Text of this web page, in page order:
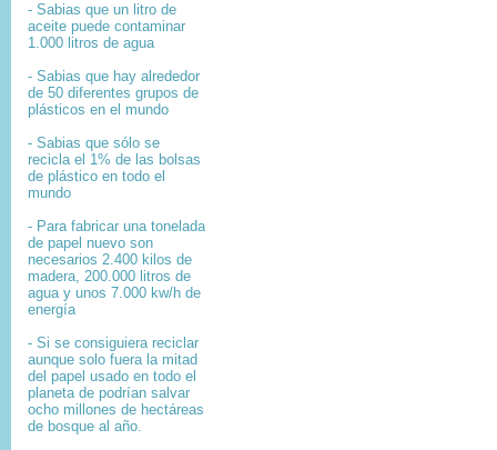
- Sabias que un litro de
aceite puede contaminar
1.000 litros de agua
- Sabias que hay alrededor
de 50 diferentes grupos de
plásticos en el mundo
- Sabias que sólo se
recicla el 1% de las bolsas
de plástico en todo el
mundo
- Para fabricar una tonelada
de papel nuevo son
necesarios 2.400 kilos de
madera, 200.000 litros de
agua y unos 7.000 kw/h de
energía
- Si se consiguiera reciclar
aunque solo fuera la mitad
del papel usado en todo el
planeta de podrían salvar
ocho millones de hectáreas
de bosque al año.